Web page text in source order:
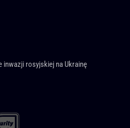
inwazji rosyjskiej na Ukrainę